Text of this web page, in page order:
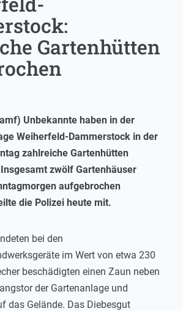
Gartenhütten
Unbekannte haben in der
Weiherfeld-Dammerstock in der
zahlreiche Gartenhütten
zwölf Gartenhäuser
aufgebrochen
die Polizei heute mit.
bei den
im Wert von etwa 230
beschädigten einen Zaun neben
der Gartenanlage und
das Gelände. Das Diebesgut